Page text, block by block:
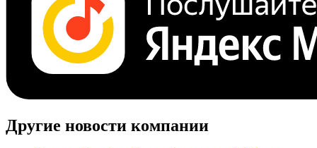
Другие новости компании